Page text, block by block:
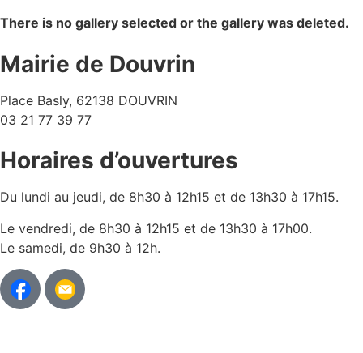
There is no gallery selected or the gallery was deleted.
Mairie de Douvrin
Place Basly, 62138 DOUVRIN
03 21 77 39 77
Horaires d’ouvertures
Du lundi au jeudi, de 8h30 à 12h15 et de 13h30 à 17h15.
Le vendredi, de 8h30 à 12h15 et de 13h30 à 17h00.
Le samedi, de 9h30 à 12h.